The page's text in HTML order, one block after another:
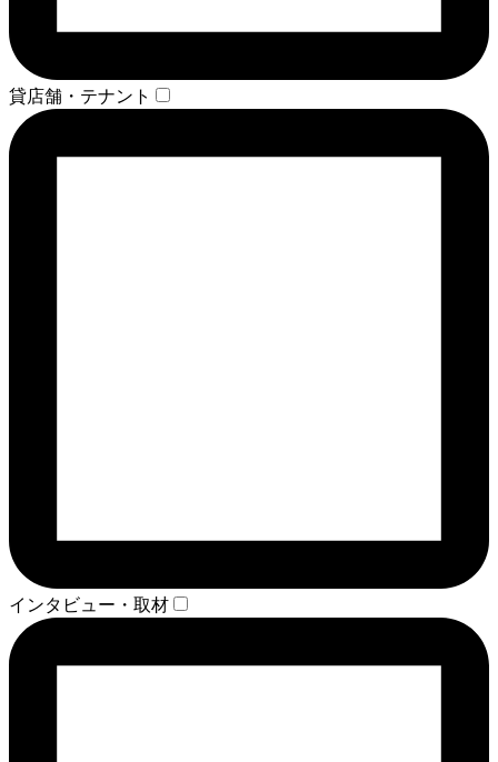
貸店舗・テナント
インタビュー・取材